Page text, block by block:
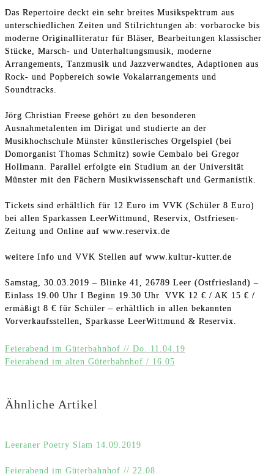
Das Repertoire deckt ein sehr breites Musikspektrum aus
unterschiedlichen Zeiten und Stilrichtungen ab: vorbarocke bis
moderne Originalliteratur für Bläser, Bearbeitungen klassischer
Stücke, Marsch- und Unterhaltungsmusik, moderne
Arrangements, Tanzmusik und Jazzverwandtes, Adaptionen aus
Rock- und Popbereich sowie Vokalarrangements und
Soundtracks.
Jörg Christian Freese gehört zu den besonderen
Ausnahmetalenten im Dirigat und studierte an der
Musikhochschule Münster künstlerisches Orgelspiel (bei
Domorganist Thomas Schmitz) sowie Cembalo bei Gregor
Hollmann. Parallel erfolgte ein Studium an der Universität
Münster mit den Fächern Musikwissenschaft und Germanistik.
Tickets sind erhältlich für 12 Euro im VVK (Schüler 8 Euro)
bei allen Sparkassen LeerWittmund, Reservix, Ostfriesen-
Zeitung und Online auf www.reservix.de
weitere Info und VVK Stellen auf www.kultur-kutter.de
Samstag, 30.03.2019 – Blinke 41, 26789 Leer (Ostfriesland) –
Einlass 19.00 Uhr I Beginn 19.30 Uhr VVK 12 € / AK 15 € /
ermäßigt 8 € für Schüler – erhältlich in allen bekannten
Vorverkaufsstellen, Sparkasse LeerWittmund & Reservix.
Feierabend im Güterbahnhof // Do. 11.04.19
Feierabend im alten Güterbahnhof / 16.05
Ähnliche Artikel
Leeraner Poetry Slam 14.09.2019
Feierabend im Güterbahnhof // 22.08.